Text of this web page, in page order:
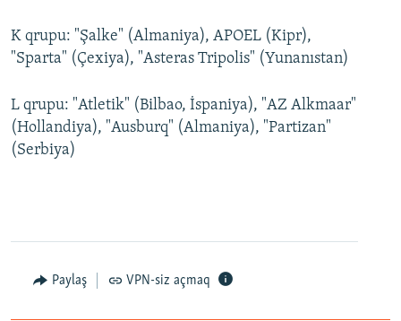
K qrupu: "Şalke" (Almaniya), APOEL (Kipr),
"Sparta" (Çexiya), "Asteras Tripolis" (Yunanıstan)
L qrupu: "Atletik" (Bilbao, İspaniya), "AZ Alkmaar"
(Hollandiya), "Ausburq" (Almaniya), "Partizan"
(Serbiya)
Paylaş VPN-siz açmaq